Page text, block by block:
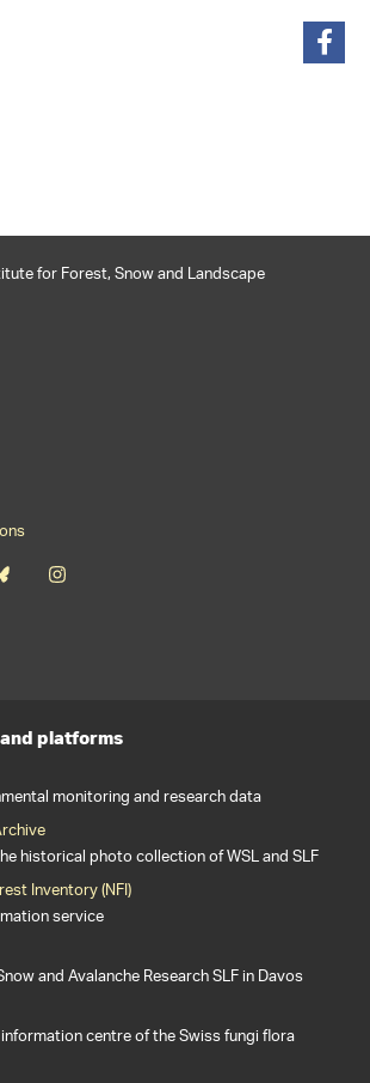
for Forest, Snow and Landscape
platforms
monitoring and research data
historical photo collection of WSL and SLF
Inventory (NFI)
service
and Avalanche Research SLF in Davos
centre of the Swiss fungi flora